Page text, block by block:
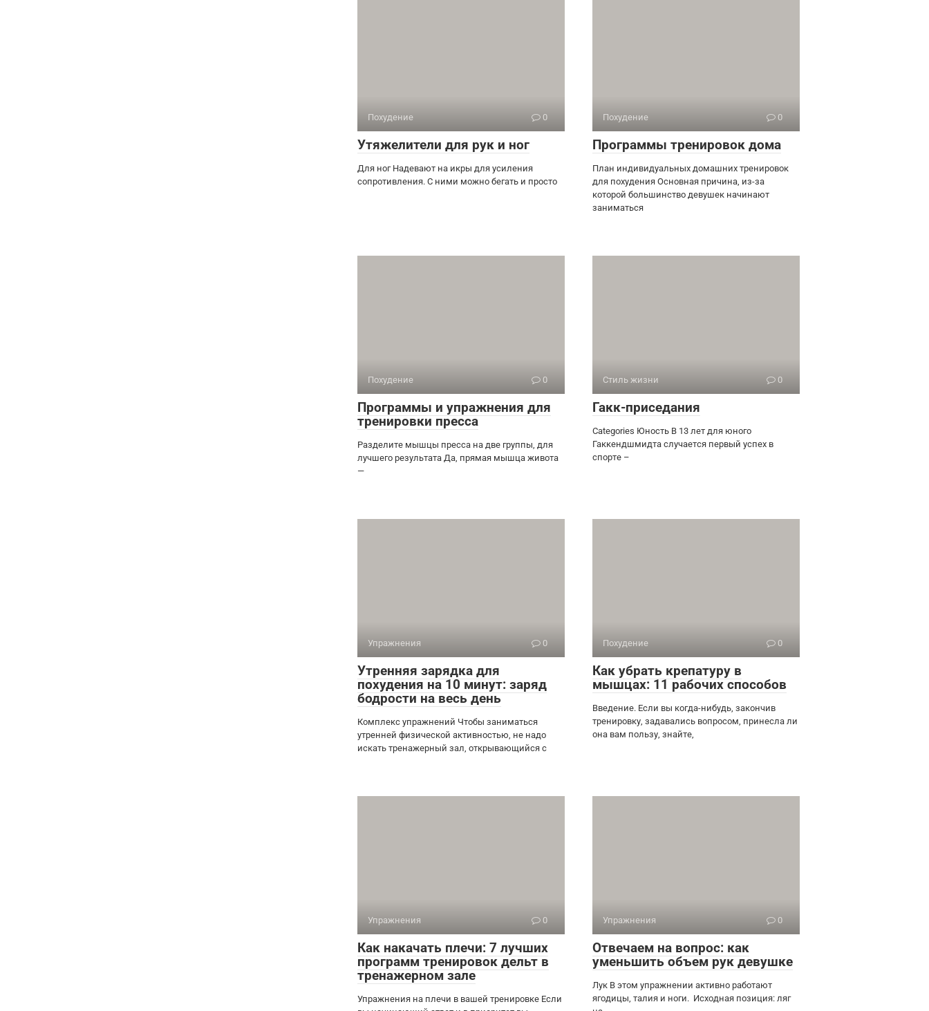
Похудение 0
Утяжелители для рук и ног
Для ног Надевают на икры для усиления
сопротивления. С ними можно бегать и просто
Похудение 0
Программы тренировок дома
План индивидуальных домашних тренировок
для похудения Основная причина, из-за
которой большинство девушек начинают
заниматься
Похудение 0
Программы и упражнения для
тренировки пресса
Разделите мышцы пресса на две группы, для
лучшего результата Да, прямая мышца живота
—
Стиль жизни 0
Гакк-приседания
Categories Юность В 13 лет для юного
Гаккендшмидта случается первый успех в
спорте –
Упражнения 0
Утренняя зарядка для
похудения на 10 минут: заряд
бодрости на весь день
Комплекс упражнений Чтобы заниматься
утренней физической активностью, не надо
искать тренажерный зал, открывающийся с
Похудение 0
Как убрать крепатуру в
мышцах: 11 рабочих способов
Введение. Если вы когда-нибудь, закончив
тренировку, задавались вопросом, принесла ли
она вам пользу, знайте,
Упражнения 0
Как накачать плечи: 7 лучших
программ тренировок дельт в
тренажерном зале
Упражнения на плечи в вашей тренировке Если
Упражнения 0
Отвечаем на вопрос: как
уменьшить объем рук девушке
Лук В этом упражнении активно работают
ягодицы, талия и ноги. Исходная позиция: ляг